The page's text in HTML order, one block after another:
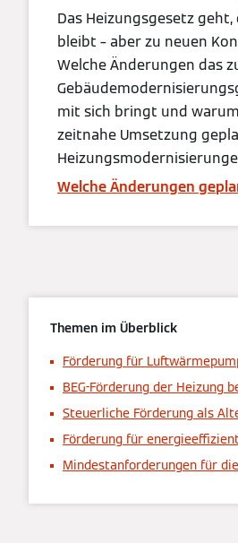
Das Heizungsgesetz
bleibt – aber zu neuen
Welche Änderungen das
mit sich bringt und
zeitnahe Umsetzung
Welche Änderungen
Themen im Überblick
Förderung für
BEG-Förderung der Heizung
Steuerliche Förderung als
Förderung für
Mindestanforderungen für